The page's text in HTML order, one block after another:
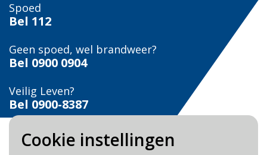
Cookie instellingen
Spoed
Bel 112
Geen spoed, wel brandweer?
Bel 0900 0904
Veilig Leven?
Bel 0900-8387